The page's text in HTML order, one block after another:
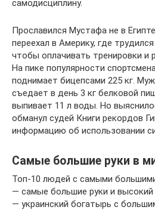
самодисциплину.
Прославился Мустафа не в
переехал в Америку, где
чтобы оплачивать тренировки и
На пике популярности
поднимает бицепсами 225 кг.
съедает в день 3 кг белковой
выпивает 11 л воды. Но
обманул судей Книги рекордов
информацию об использовании
Самые большие руки в
Топ-10 людей с самыми
— самые большие руки и
— украинский богатырь с